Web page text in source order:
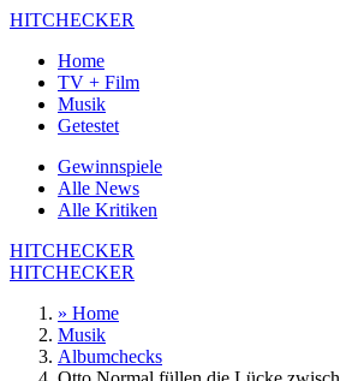
HITCHECKER
Home
TV + Film
Musik
Getestet
Gewinnspiele
Alle News
Alle Kritiken
HITCHECKER
HITCHECKER
» Home
Musik
Albumchecks